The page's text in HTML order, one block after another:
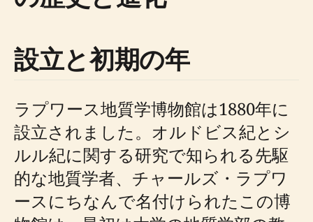
設立と初期の年
ラプワース地質学博物館は1880年に
設立されました。オルドビス紀とシ
ルル紀に関する研究で知られる先駆
的な地質学者、チャールズ・ラプワ
ースにちなんで名付けられたこの博